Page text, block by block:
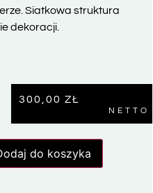
Siatkowa struktura
dekoracji.
300,00 ZŁ
NETTO
do koszyka